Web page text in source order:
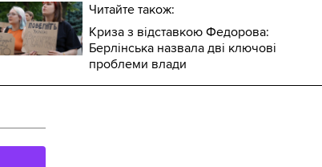
Читайте також:
Криза з відставкою Федорова:
Берлінська назвала дві ключові
проблеми влади